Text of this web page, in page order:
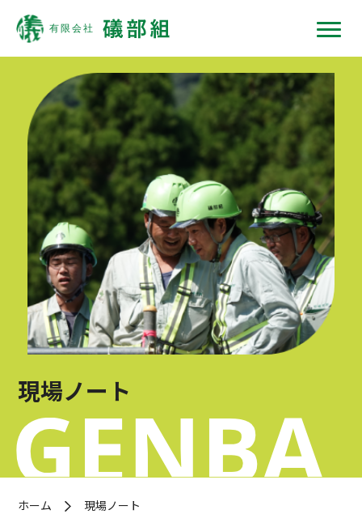
礒部組について
現場ではたらくひと
現場ではたらく機械
現場ノート
採用情報
協力会社の皆様へ
OFFICIAL SNS
現場ノート
ホーム 現場ノート